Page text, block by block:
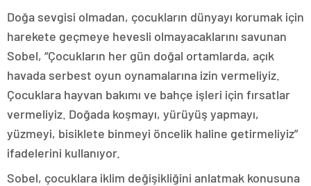
Doğa sevgisi olmadan, çocukların dünyayı korumak için
harekete geçmeye hevesli olmayacaklarını savunan
Sobel, “Çocukların her gün doğal ortamlarda, açık
havada serbest oyun oynamalarına izin vermeliyiz.
Çocuklara hayvan bakımı ve bahçe işleri için fırsatlar
vermeliyiz. Doğada koşmayı, yürüyüş yapmayı,
yüzmeyi, bisiklete binmeyi öncelik haline getirmeliyiz”
ifadelerini kullanıyor.
Sobel, çocuklara iklim değişikliğini anlatmak konusuna